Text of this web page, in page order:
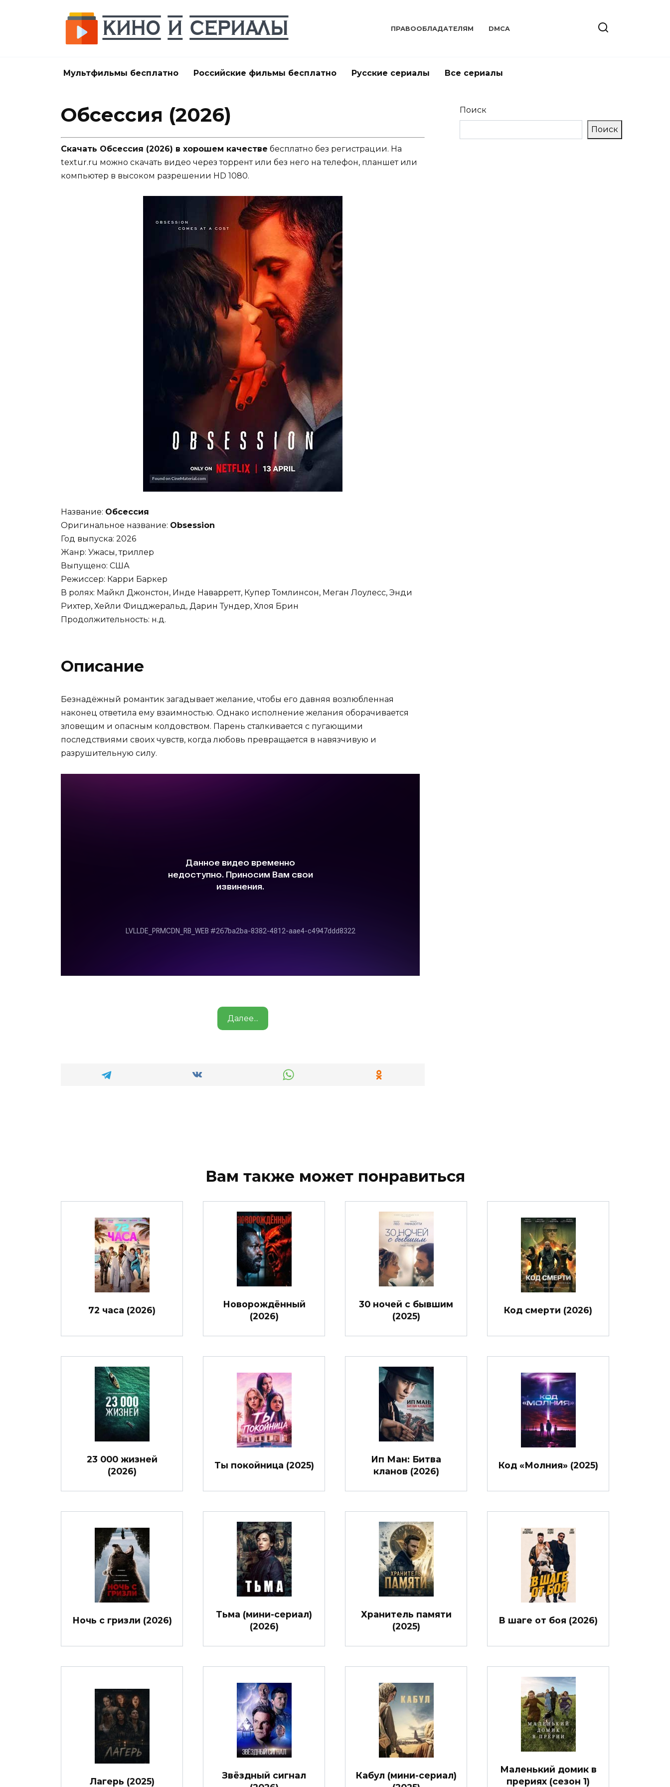
ПРАВООБЛАДАТЕЛЯМ DMCA
Мультфильмы бесплатно Российские фильмы бесплатно Русские сериалы Все сериалы
Обсессия (2026)
Скачать Обсессия (2026) в хорошем качестве бесплатно без регистрации. На
textur.ru можно скачать видео через торрент или без него на телефон, планшет или
компьютер в высоком разрешении HD 1080.
Название: Обсессия
Оригинальное название: Obsession
Год выпуска: 2026
Жанр: Ужасы, триллер
Выпущено: США
Режиссер: Карри Баркер
В ролях: Майкл Джонстон, Инде Наварретт, Купер Томлинсон, Меган Лоулесс, Энди
Рихтер, Хейли Фицджеральд, Дарин Тундер, Хлоя Брин
Продолжительность: н.д.
Описание
Безнадёжный романтик загадывает желание, чтобы его давняя возлюбленная
наконец ответила ему взаимностью. Однако исполнение желания оборачивается
зловещим и опасным колдовством. Парень сталкивается с пугающими
последствиями своих чувств, когда любовь превращается в навязчивую и
разрушительную силу.
Далее...
Поиск
Поиск
Вам также может понравиться
72 часа (2026)
Новорождённый
(2026)
30 ночей с бывшим
(2025)
Код смерти (2026)
23 000 жизней
(2026)
Ты покойница (2025)
Ип Ман: Битва
кланов (2026)
Код «Молния» (2025)
Ночь с гризли (2026)
Тьма (мини-сериал)
(2026)
Хранитель памяти
(2025)
В шаге от боя (2026)
Лагерь (2025)
Звёздный сигнал
Кабул (мини-сериал)
Маленький домик в
прериях (сезон 1)